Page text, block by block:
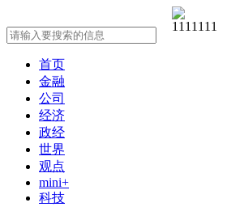
首页
金融
公司
经济
政经
世界
观点
mini+
科技